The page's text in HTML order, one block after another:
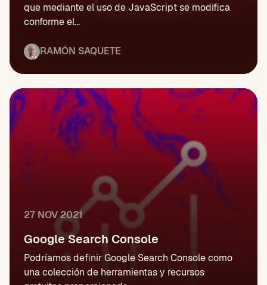
que mediante el uso de JavaScript se modifica
conforme el...
RAMÓN SAQUETE
27 NOV 2021
Google Search Console
Podríamos definir Google Search Console como
una colección de herramientas y recursos